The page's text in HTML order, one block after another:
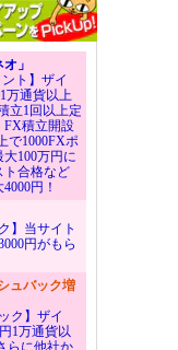
」
ント】ザイ
万通貨以上
立1回以上定
FX積立開設
で1000FXポ
100万円に
ト合格など
円！
】当サイト
円がもら
ュバック増
ク】ザイ
1万通貨以
らに他社か